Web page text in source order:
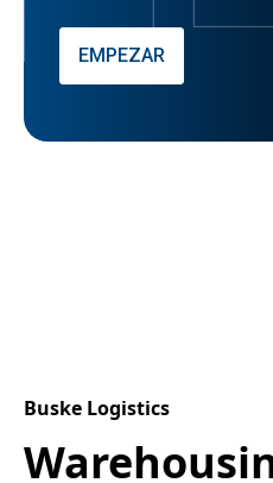
EMPEZAR
Buske Logistics